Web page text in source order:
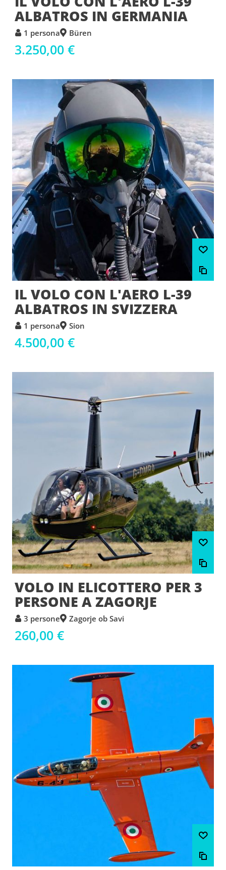
ALBATROS IN GERMANIA
1 persona Büren
3.250,00 €
IL VOLO CON L'AERO L-39
ALBATROS IN SVIZZERA
1 persona Sion
4.500,00 €
VOLO IN ELICOTTERO PER 3
PERSONE A ZAGORJE
3 persone Zagorje ob Savi
260,00 €